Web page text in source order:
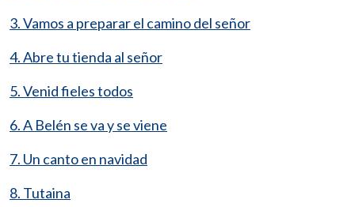
3. Vamos a preparar el camino del señor
4. Abre tu tienda al señor
5. Venid fieles todos
6. A Belén se va y se viene
7. Un canto en navidad
8. Tutaina